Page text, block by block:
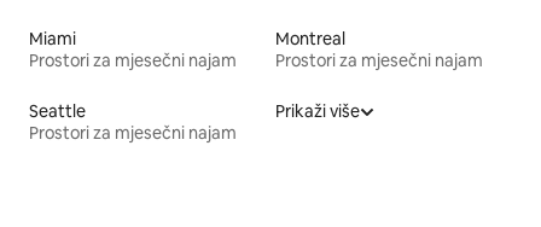
Miami
Prostori za mjesečni najam
Montreal
Prostori za mjesečni najam
Seattle
Prostori za mjesečni najam
Prikaži više